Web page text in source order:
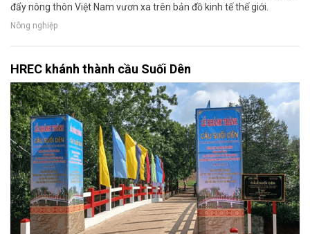
đẩy nông thôn Việt Nam vươn xa trên bản đồ kinh tế thế giới.
Nông nghiệp
HREC khánh thành cầu Suối Dên